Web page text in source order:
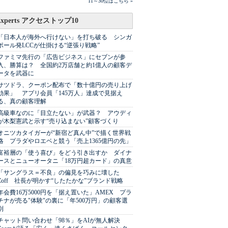
アクセストップ10
日本人が海外へ行けない」を打ち破る シンガ
ール発LCCが仕掛ける“逆張り戦略”
ァミマ先行の「広告ビジネス」にセブンが参
、勝算は？ 全国約2万店舗と約1億人の顧客デ
タを武器に
ツドラ、クーポン配布で「数十億円の売り上げ
果」 アプリ会員「145万人」達成で見据え
、真の顧客理解
級車なのに「目立たない」が武器？ アウディ
木梨憲武と示す“売り込まない”顧客づくり
ニツカタイガーが“新宿ど真ん中”で描く世界戦
プラダやロエベと競う「売上1365億円の先」
裕層の「使う喜び」をどう引き出すか ダイナ
スとニューオータニ「18万円超カード」の真意
サングラス＝不良」の偏見を巧みに壊した
社長が明かす“したたかな”ブランド戦略
会費16万5000円を「据え置いた」AMEX プラ
ナが売る"体験"の裏に「年500万円」の顧客選
ャット問い合わせ「98％」をAIが無人解決